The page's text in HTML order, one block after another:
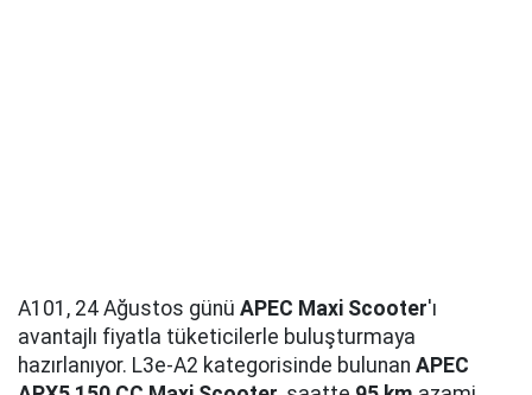
A101, 24 Ağustos günü APEC Maxi Scooter'ı
avantajlı fiyatla tüketicilerle buluşturmaya
hazırlanıyor. L3e-A2 kategorisinde bulunan APEC